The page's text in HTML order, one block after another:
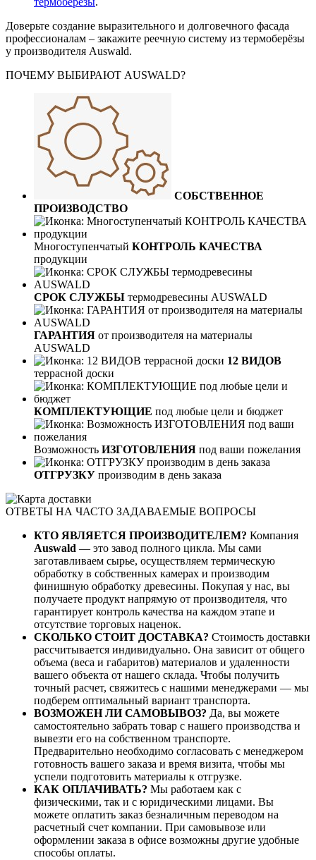
Доверьте создание выразительного и долговечного фасада
профессионалам – закажите реечную систему из термоберёзы
у производителя Auswald.
ПОЧЕМУ ВЫБИРАЮТ AUSWALD?
СОБСТВЕННОЕ
ПРОИЗВОДСТВО
Многоступенчатый КОНТРОЛЬ КАЧЕСТВА
продукции
СРОК СЛУЖБЫ термодревесины AUSWALD
ГАРАНТИЯ от производителя на материалы
AUSWALD
12 ВИДОВ
террасной доски
КОМПЛЕКТУЮЩИЕ под любые цели и бюджет
Возможность ИЗГОТОВЛЕНИЯ под ваши пожелания
ОТГРУЗКУ производим в день заказа
ОТВЕТЫ НА ЧАСТО ЗАДАВАЕМЫЕ ВОПРОСЫ
КТО ЯВЛЯЕТСЯ ПРОИЗВОДИТЕЛЕМ? Компания
Auswald — это завод полного цикла. Мы сами
заготавливаем сырье, осуществляем термическую
обработку в собственных камерах и производим
финишную обработку древесины. Покупая у нас, вы
получаете продукт напрямую от производителя, что
гарантирует контроль качества на каждом этапе и
отсутствие торговых наценок.
СКОЛЬКО СТОИТ ДОСТАВКА? Стоимость доставки
рассчитывается индивидуально. Она зависит от общего
объема (веса и габаритов) материалов и удаленности
вашего объекта от нашего склада. Чтобы получить
точный расчет, свяжитесь с нашими менеджерами — мы
подберем оптимальный вариант транспорта.
ВОЗМОЖЕН ЛИ САМОВЫВОЗ? Да, вы можете
самостоятельно забрать товар с нашего производства и
вывезти его на собственном транспорте.
Предварительно необходимо согласовать с менеджером
готовность вашего заказа и время визита, чтобы мы
успели подготовить материалы к отгрузке.
КАК ОПЛАЧИВАТЬ? Мы работаем как с
физическими, так и с юридическими лицами. Вы
можете оплатить заказ безналичным переводом на
расчетный счет компании. При самовывозе или
оформлении заказа в офисе возможны другие удобные
способы оплаты.